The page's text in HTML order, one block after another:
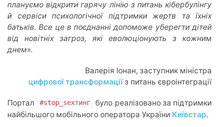
плануємо відкрити гарячу лінію з питань кібербулінгу
й сервіси психологічної підтримки жертв та їхніх
батьків. Все це в поєднанні допоможе уберегти дітей
від новітніх загроз, які еволюціонують з кожним
днем».
Валерія Іонан, заступник міністра
цифрової трансформаціїз питань євроінтеграції
Портал #stop_sexтинг
було реалізовано за підтримки
найбільшого мобільного оператора України Київстар.